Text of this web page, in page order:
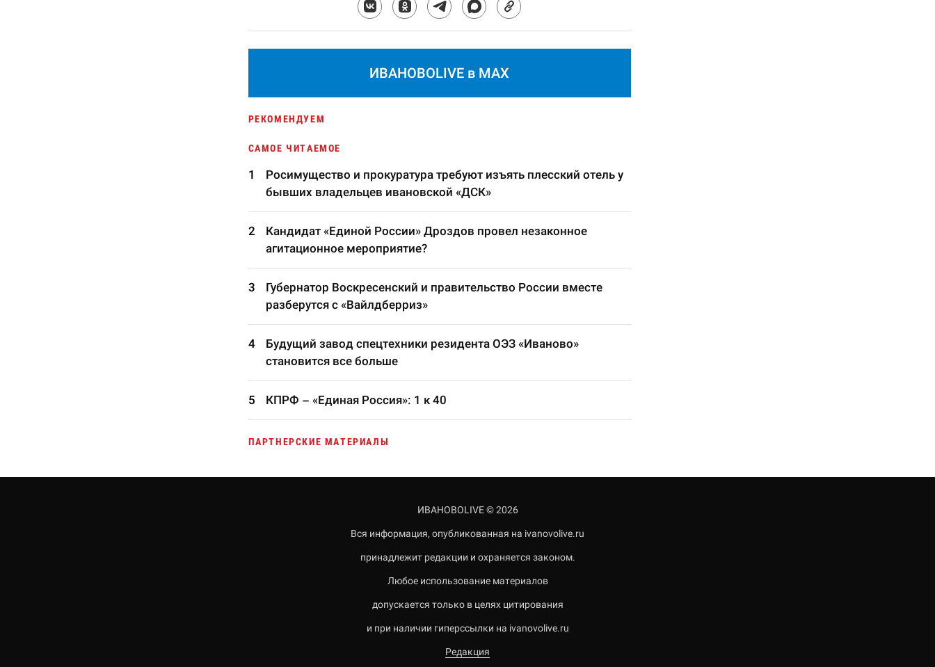
ИВАНОВОLIVE в MAX
РЕКОМЕНДУЕМ
САМОЕ ЧИТАЕМОЕ
Росимущество и прокуратура требуют изъять плесский отель у
бывших владельцев ивановской «ДСК»
Кандидат «Единой России» Дроздов провел незаконное
агитационное мероприятие?
Губернатор Воскресенский и правительство России вместе
разберутся с «Вайлдберриз»
Будущий завод спецтехники резидента ОЭЗ «Иваново»
становится все больше
КПРФ – «Единая Россия»: 1 к 40
ПАРТНЕРСКИЕ МАТЕРИАЛЫ
ИВАНОВОLIVE © 2026
Вся информация, опубликованная на ivanovolive.ru
принадлежит редакции и охраняется законом.
Любое использование материалов
допускается только в целях цитирования
и при наличии гиперссылки на ivanovolive.ru
Редакция